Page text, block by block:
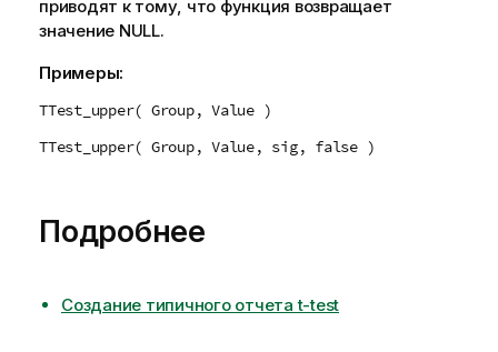
приводят к тому, что функция возвращает
значение NULL.
Примеры:
TTest_upper( Group, Value )
TTest_upper( Group, Value, sig, false )
Подробнее
Создание типичного отчета t-test